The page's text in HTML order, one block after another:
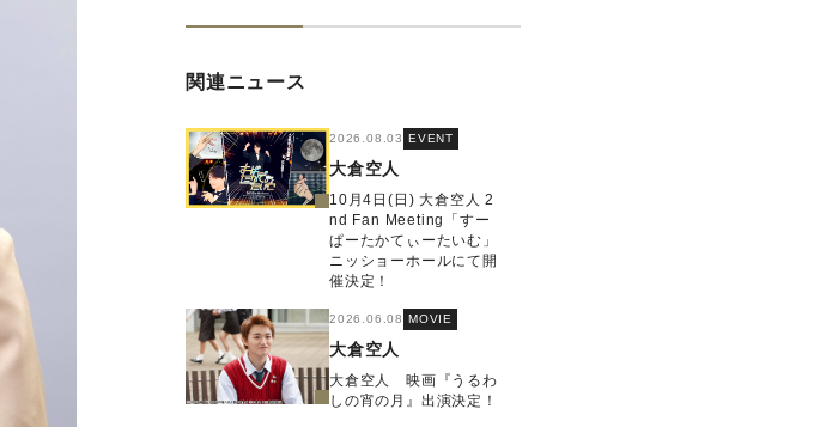
関連ニュース
2026.08.03 EVENT
大倉空人
10月4日(日) 大倉空人 2
nd Fan Meeting「すー
ぱーたかてぃーたいむ」
ニッショーホールにて開
催決定！
2026.06.08 MOVIE
大倉空人
大倉空人 映画『うるわ
しの宵の月』出演決定！